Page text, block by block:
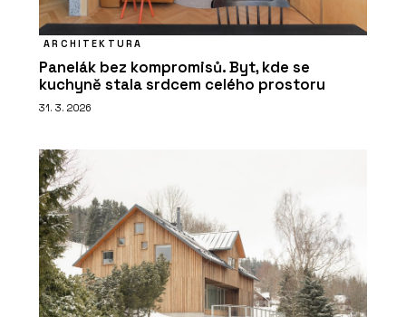
ARCHITEKTURA
Panelák bez kompromisů. Byt, kde se
kuchyně stala srdcem celého prostoru
31. 3. 2026